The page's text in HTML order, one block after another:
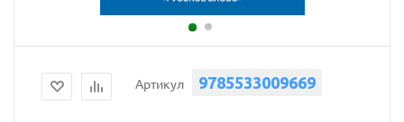
Артикул 9785533009669